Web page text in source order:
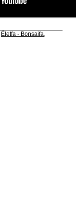
Életfa - Bonsaifa,